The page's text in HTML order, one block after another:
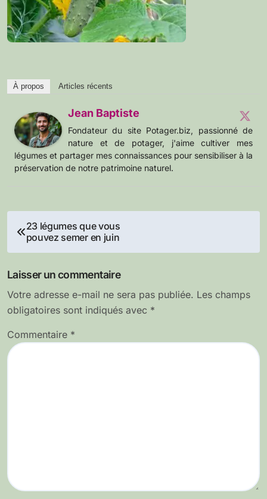
À propos Articles récents
Jean Baptiste
Fondateur du site Potager.biz, passionné de
nature et de potager, j'aime cultiver mes
légumes et partager mes connaissances pour sensibiliser à la
préservation de notre patrimoine naturel.
Navigation
de
l’article
23 légumes que vous
pouvez semer en juin
Laisser un commentaire
Votre adresse e-mail ne sera pas publiée. Les champs
obligatoires sont indiqués avec *
Commentaire *